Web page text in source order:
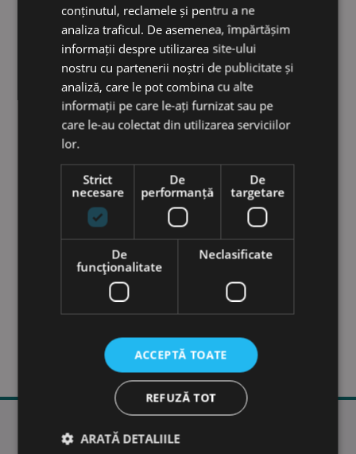
Excavator SY500HRD
Putere nominala:298 kW / 2 100 rpm
Înălțimea maximă de ridicare:
Greutate de operare:
Newsletter
conținutul, reclamele și pentru a ne
analiza traficul. De asemenea, împărtășim
informații despre utilizarea site-ului
nostru cu partenerii noștri de publicitate și
analiză, care le pot combina cu alte
informații pe care le-ați furnizat sau pe
care le-au colectat din utilizarea serviciilor
lor.
Strict
necesare
De
performanță
De
targetare
De
funcţionalitate
Neclasificate
ACCEPTĂ TOATE
REFUZĂ TOT
ARATĂ DETALIILE